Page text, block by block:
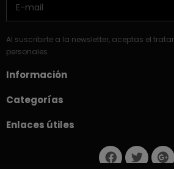
Al suscribirte a la newsletter, aceptas el
personales
Información
Categorías
Enlaces útiles